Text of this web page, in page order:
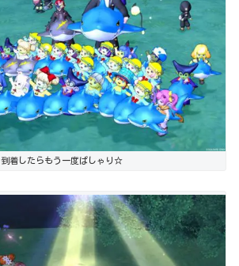
到着したらもう一度ぱしゃり☆